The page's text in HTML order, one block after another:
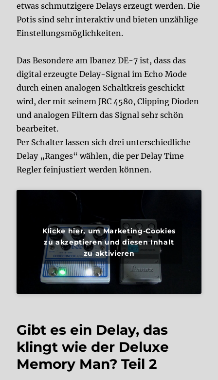
etwas schmutzigere Delays erzeugt werden. Die
Potis sind sehr interaktiv und bieten unzählige
Einstellungsmöglichkeiten.
Das Besondere am Ibanez DE-7 ist, dass das
digital erzeugte Delay-Signal im Echo Mode
durch einen analogen Schaltkreis geschickt
wird, der mit seinem JRC 4580, Clipping Dioden
und analogen Filtern das Signal sehr schön
bearbeitet.
Per Schalter lassen sich drei unterschiedliche
Delay „Ranges“ wählen, die per Delay Time
Regler feinjustiert werden können.
Klicke hier, um Marketing-Cookies
zu akzeptieren und diesen Inhalt
zu aktivieren
Gibt es ein Delay, das
klingt wie der Deluxe
Memory Man? Teil 2